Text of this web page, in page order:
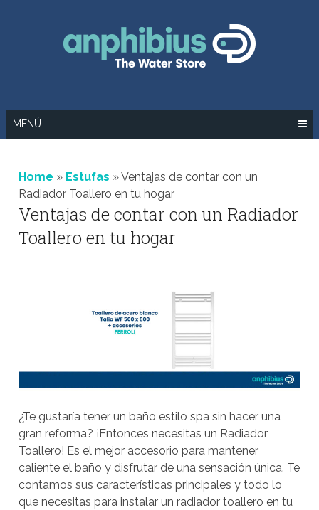
MENÚ
Home » Estufas »Ventajas de contar con un
Radiador Toallero en tu hogar
Ventajas de contar con un Radiador
Toallero en tu hogar
¿Te gustaría tener un baño estilo spa sin hacer una
gran reforma? ¡Entonces necesitas un Radiador
Toallero! Es el mejor accesorio para mantener
caliente el baño y disfrutar de una sensación única. Te
contamos sus características principales y todo lo
que necesitas para instalar un radiador toallero en tu